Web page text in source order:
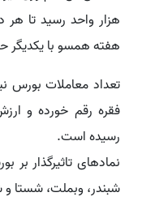
هزار واحد رسید تا
هفته همسو با یکدیگر
رسیده است.
نمادهای تاثیرگذار بر
شبندر، وبملت، شستا